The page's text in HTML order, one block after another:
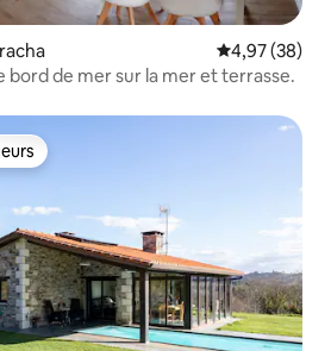
Évaluation
4,97 (38)
bord de mer sur la mer et terrasse.